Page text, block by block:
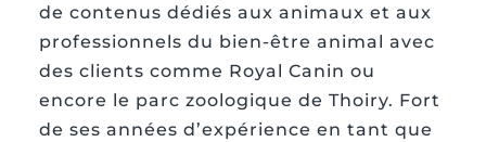
de contenus dédiés aux animaux et aux
professionnels du bien-être animal avec
des clients comme Royal Canin ou
encore le parc zoologique de Thoiry. Fort
de ses années d’expérience en tant que